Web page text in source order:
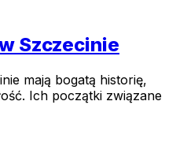
Szczecinie
mają bogatą historię,
Ich początki związane